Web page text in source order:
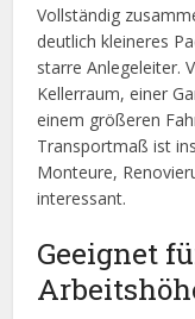
Vollständig
deutlich kleineres
starre Anlegeleiter.
Kellerraum, einer
einem größeren
Transportmaß ist
Monteure,
interessant.
Geeignet